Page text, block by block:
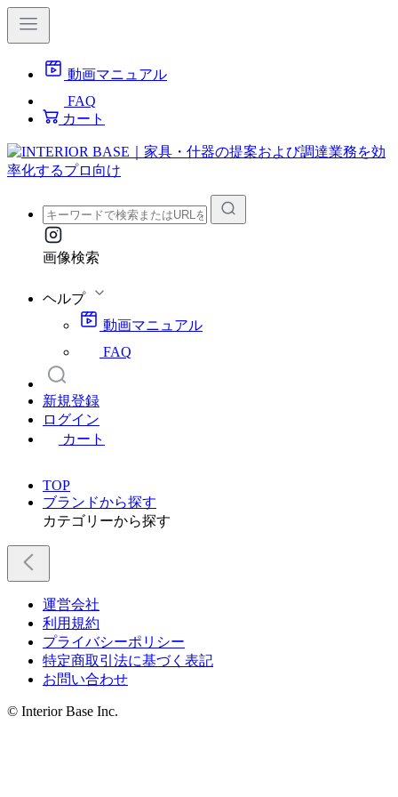
動画マニュアル
FAQ
カート
画像検索
ヘルプ
動画マニュアル
FAQ
新規登録
ログイン
カート
TOP
ブランドから探す
カテゴリーから探す
運営会社
利用規約
プライバシーポリシー
特定商取引法に基づく表記
お問い合わせ
© Interior Base Inc.